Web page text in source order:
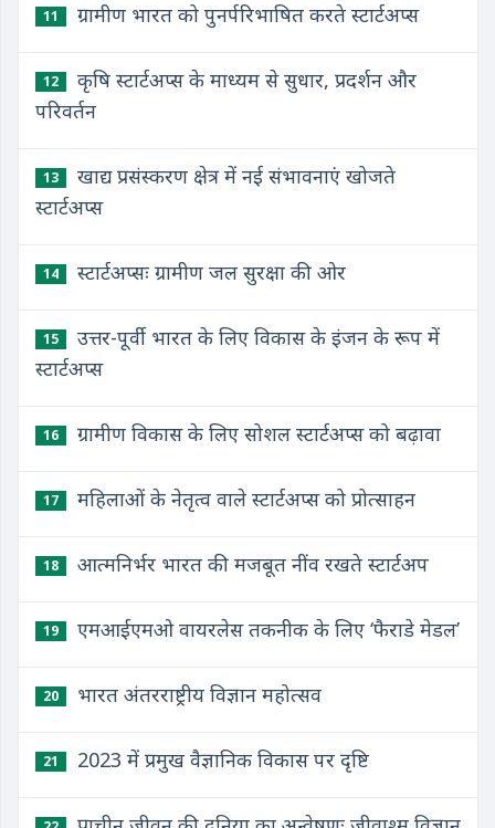
11 ग्रामीण भारत को पुनर्परिभाषित करते स्टार्टअप्स
12
कृषि स्टार्टअप्स के माध्यम से सुधार, प्रदर्शन और
परिवर्तन
13
खाद्य प्रसंस्करण क्षेत्र में नई संभावनाएं खोजते
स्टार्टअप्स
14 स्टार्टअप्सः ग्रामीण जल सुरक्षा की ओर
15
उत्तर-पूर्वी भारत के लिए विकास के इंजन के रूप में
स्टार्टअप्स
16 ग्रामीण विकास के लिए सोशल स्टार्टअप्स को बढ़ावा
17 महिलाओं के नेतृत्व वाले स्टार्टअप्स को प्रोत्साहन
18 आत्मनिर्भर भारत की मजबूत नींव रखते स्टार्टअप
19 एमआईएमओ वायरलेस तकनीक के लिए ‘फैराडे मेडल’
20 भारत अंतरराष्ट्रीय विज्ञान महोत्सव
21 2023 में प्रमुख वैज्ञानिक विकास पर दृष्टि